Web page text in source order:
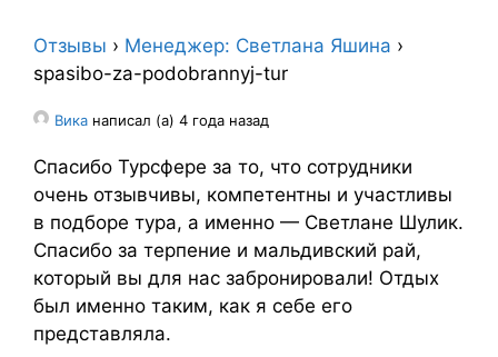
Отзывы › Менеджер: Светлана Яшина ›
spasibo-za-podobrannyj-tur
Вика написал (а) 4 года назад
Спасибо Турсфере за то, что сотрудники
очень отзывчивы, компетентны и участливы
в подборе тура, а именно — Светлане Шулик.
Спасибо за терпение и мальдивский рай,
который вы для нас забронировали! Отдых
был именно таким, как я себе его
представляла.